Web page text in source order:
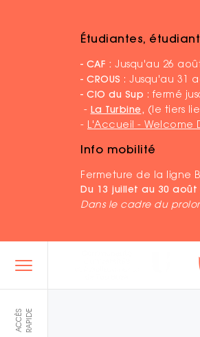
Étudiantes,
- CAF : Jusqu'au 26
- CROUS : Jusqu'au 31
- CIO du Sup : fermé
- La Turbine, (le tiers
- L'Accueil - Welcome
Info mobilité
Fermeture de la ligne
Du 13 juillet au 30 août
Dans le cadre du
A
C
C
È
S
R
A
P
I
D E
Accueil Agenda